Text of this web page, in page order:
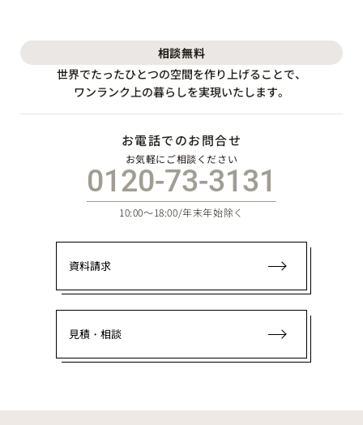
相談無料
世界でたったひとつの空間を作り上げることで、
ワンランク上の暮らしを実現いたします。
お電話でのお問合せ
お気軽にご相談ください
0120-73-3131
10:00～18:00/年末年始除く
資料請求
見積・相談